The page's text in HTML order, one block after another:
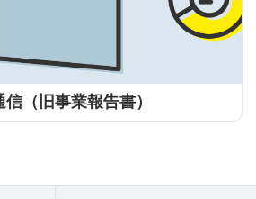
信（旧事業報告書）